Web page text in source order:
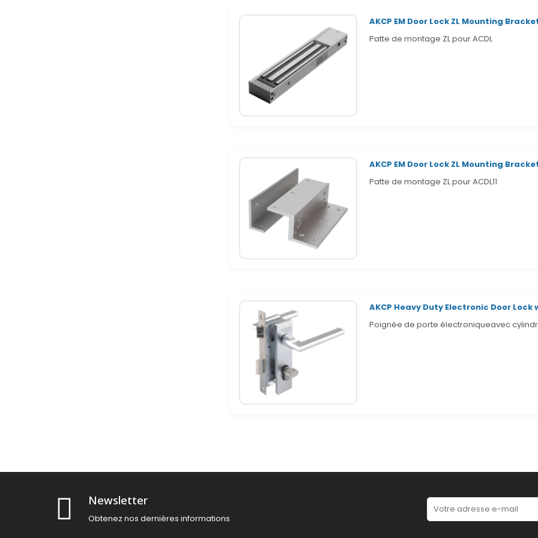
AKCP EM Door Lock ZL Mounting
Patte de montage ZL pour ACDL
AKCP EM Door Lock ZL Mounting
Patte de montage ZL pour ACDL11
AKCP Heavy Duty Electronic Door
Poignée de porte électroniqueavec
Newsletter
Obtenez nos dernières informations